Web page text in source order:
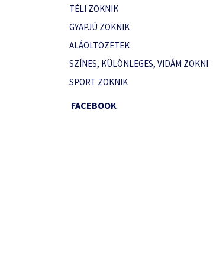
TÉLI ZOKNIK
GYAPJÚ ZOKNIK
ALÁÖLTÖZETEK
SZÍNES, KÜLÖNLEGES, VIDÁM ZOKNIK
SPORT ZOKNIK
FACEBOOK